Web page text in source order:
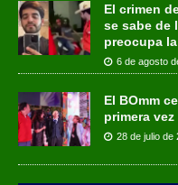
El crimen
se sabe de
preocupa
6 de agosto
El BOmm
primera
28 de julio de